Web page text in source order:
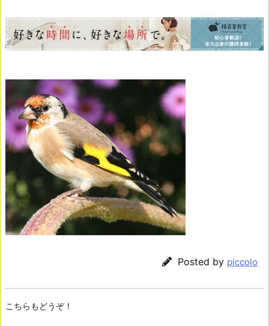
Posted by piccolo
こちらもどうぞ！